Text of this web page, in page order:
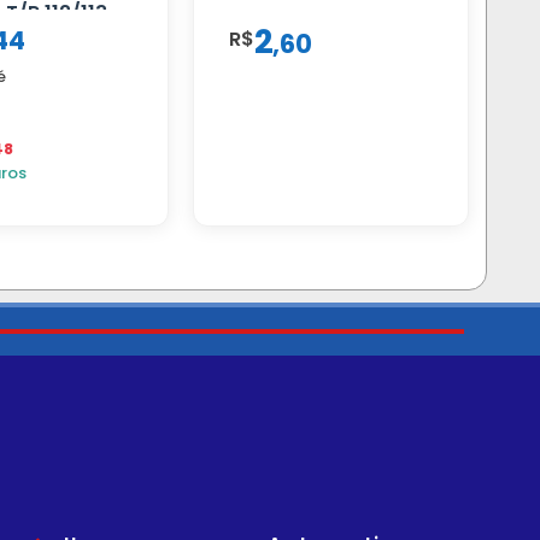
R 112/113
R$2,60